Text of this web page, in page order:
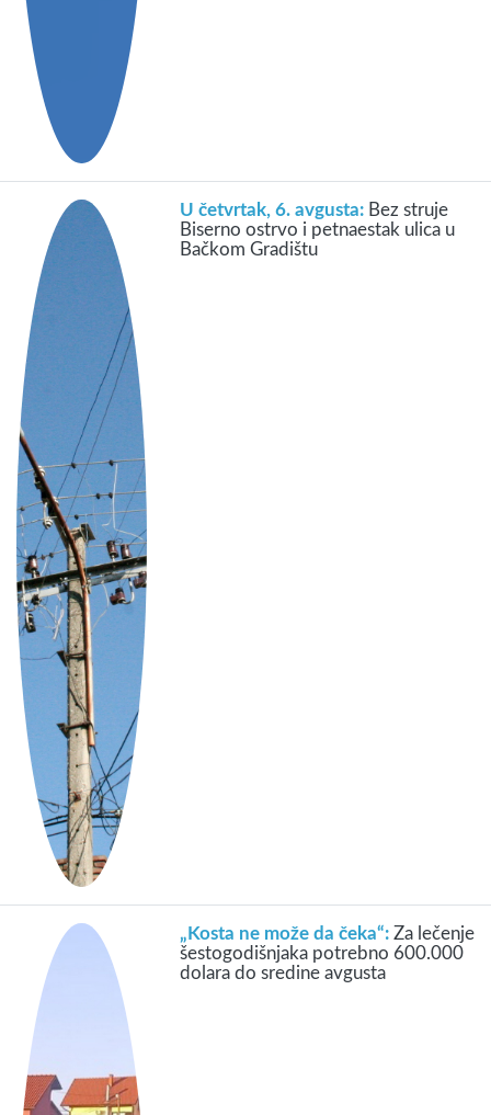
U četvrtak, 6. avgusta: Bez struje
Biserno ostrvo i petnaestak ulica u
Bačkom Gradištu
„Kosta ne može da čeka“:Za lečenje
šestogodišnjaka potrebno 600.000
dolara do sredine avgusta